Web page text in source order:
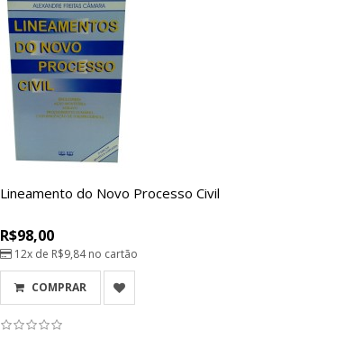
Lineamento do Novo Processo Civil
R$98,00
12x de R$9,84no cartão
COMPRAR